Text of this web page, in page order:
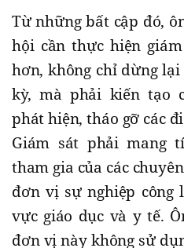
Từ những bất cập đó,
hội cần thực hiện
hơn, không chỉ dừng
kỳ, mà phải kiến tạo
phát hiện, tháo gỡ các
Giám sát phải mang
tham gia của các
đơn vị sự nghiệp
vực giáo dục và y tế.
đơn vị này không sử